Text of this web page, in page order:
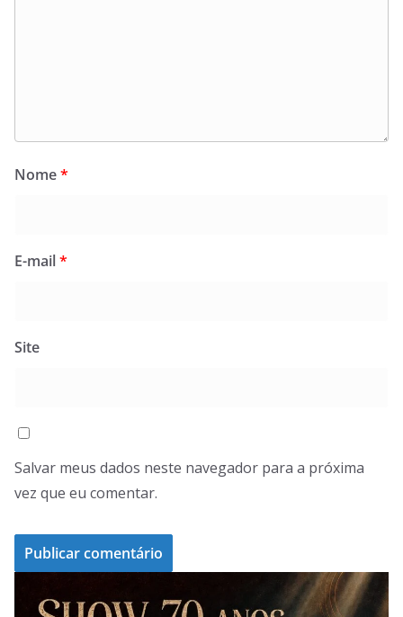
Nome*
E-mail*
Site
Salvar meus dados neste navegador para a próxima
vez que eu comentar.